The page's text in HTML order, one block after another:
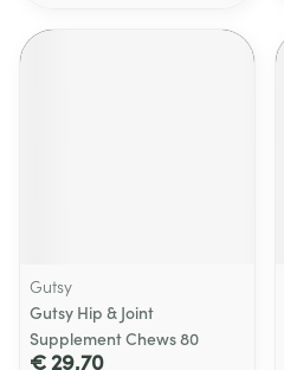
Gutsy
Gutsy Hip & Joint
Supplement Chews 80
€ 29,70